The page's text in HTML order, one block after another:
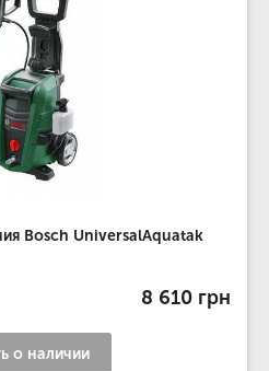
Bosch UniversalAquatak
8 610 грн
о наличии